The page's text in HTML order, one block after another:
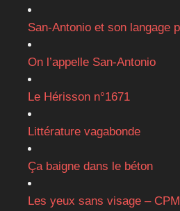
San-Antonio et son langage
On l’appelle San-Antonio
Le Hérisson n°1671
Littérature vagabonde
Ça baigne dans le béton
Les yeux sans visage – CPM